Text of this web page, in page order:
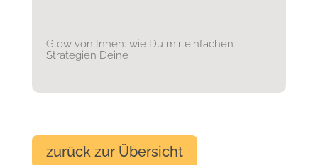
Glow von Innen: wie Du mir einfachen
Strategien Deine
zurück zur Übersicht